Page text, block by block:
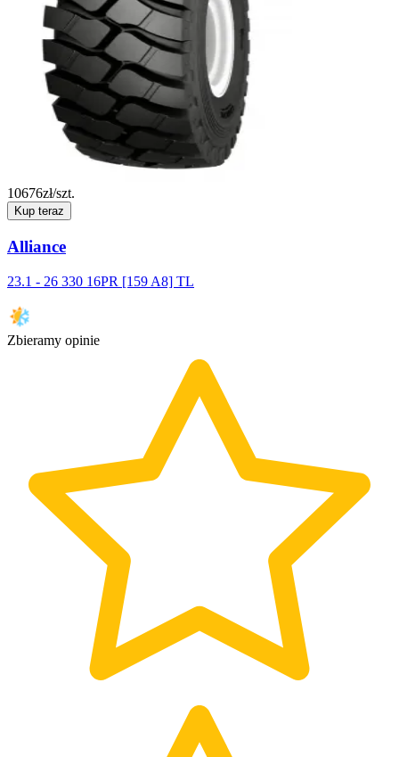
10676zł/szt.
Kup teraz
Alliance
23.1 - 26 330 16PR [159 A8] TL
Zbieramy opinie